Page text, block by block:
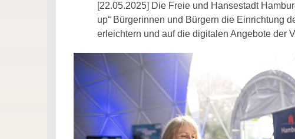
[22.05.2025] Die Freie und Hansestadt
up“ Bürgerinnen und Bürgern die Einrichtung
erleichtern und auf die digitalen Angebote der